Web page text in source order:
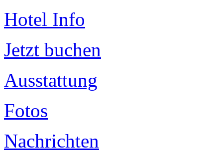
Hotel Info
Jetzt buchen
Ausstattung
Fotos
Nachrichten